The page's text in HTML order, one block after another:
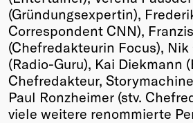
2026
Past
Annual
(Gründungsexpertin),
Correspondent CNN),
(Chefredakteurin Focus), Nik
(Radio-Guru), Kai Diekmann
Chefredakteur,
Paul Ronzheimer (stv.
viele weitere renommierte